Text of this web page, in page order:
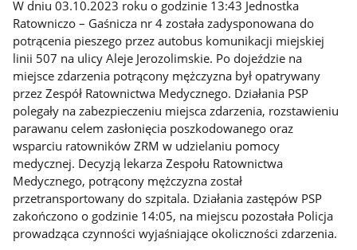
W dniu 03.10.2023 roku o godzinie 13:43 Jednostka
Ratowniczo – Gaśnicza nr 4 została zadysponowana do
potrącenia pieszego przez autobus komunikacji miejskiej
linii 507 na ulicy Aleje Jerozolimskie. Po dojeździe na
miejsce zdarzenia potrącony mężczyzna był opatrywany
przez Zespół Ratownictwa Medycznego. Działania PSP
polegały na zabezpieczeniu miejsca zdarzenia, rozstawieniu
parawanu celem zasłonięcia poszkodowanego oraz
wsparciu ratowników ZRM w udzielaniu pomocy
medycznej. Decyzją lekarza Zespołu Ratownictwa
Medycznego, potrącony mężczyzna został
przetransportowany do szpitala. Działania zastępów PSP
zakończono o godzinie 14:05, na miejscu pozostała Policja
prowadząca czynności wyjaśniające okoliczności zdarzenia.